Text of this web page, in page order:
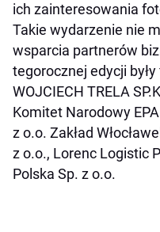
ich zainteresowania
Takie wydarzenie nie
wsparcia partnerów
tegorocznej edycji
WOJCIECH TRELA
Komitet Narodowy
z o.o. Zakład
z o.o., Lorenc Logistic
Polska Sp. z o.o.